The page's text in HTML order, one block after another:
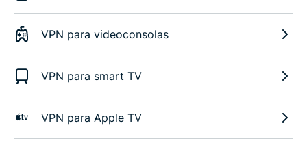
VPN para videoconsolas
VPN para smart TV
VPN para Apple TV